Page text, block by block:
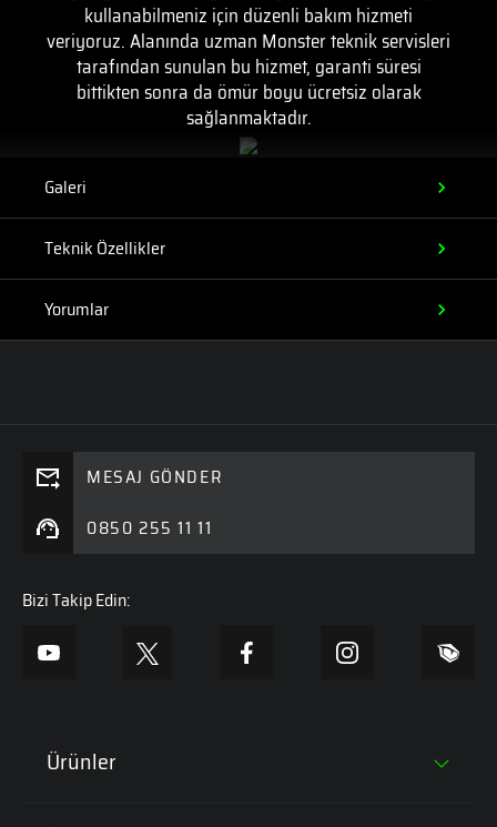
kullanabilmeniz için düzenli bakım hizmeti
veriyoruz. Alanında uzman Monster teknik servisleri
tarafından sunulan bu hizmet, garanti süresi
bittikten sonra da ömür boyu ücretsiz olarak
sağlanmaktadır.
Galeri
Teknik Özellikler
Yorumlar
MESAJ GÖNDER
0850 255 11 11
Bizi Takip Edin:
Ürünler